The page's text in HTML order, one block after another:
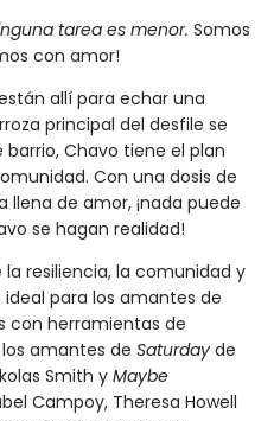
tarea es menor. Somos
con amor!
allí para echar una
principal del desfile se
Chavo tiene el plan
Con una dosis de
de amor, ¡nada puede
se hagan realidad!
resiliencia, la comunidad y
para los amantes de
con herramientas de
amantes de Saturday de
Smith y Maybe
Campoy, Theresa Howell